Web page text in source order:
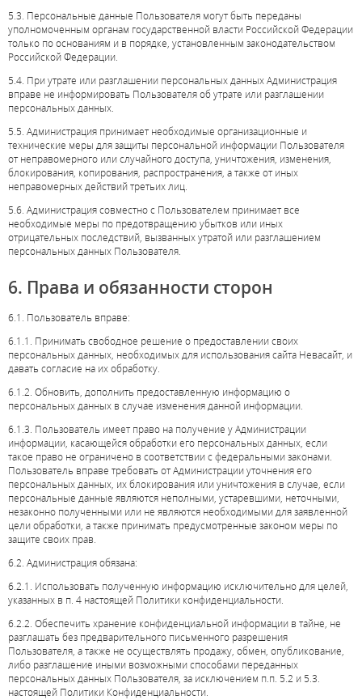
5.3. Персональные данные Пользователя могут быть переданы
уполномоченным органам государственной власти Российской Федерации
только по основаниям и в порядке, установленным законодательством
Российской Федерации.
5.4. При утрате или разглашении персональных данных Администрация
вправе не информировать Пользователя об утрате или разглашении
персональных данных.
5.5. Администрация принимает необходимые организационные и
технические меры для защиты персональной информации Пользователя
от неправомерного или случайного доступа, уничтожения, изменения,
блокирования, копирования, распространения, а также от иных
неправомерных действий третьих лиц.
5.6. Администрация совместно с Пользователем принимает все
необходимые меры по предотвращению убытков или иных
отрицательных последствий, вызванных утратой или разглашением
персональных данных Пользователя.
6. Права и обязанности сторон
6.1. Пользователь вправе:
6.1.1. Принимать свободное решение о предоставлении своих
персональных данных, необходимых для использования сайта Невасайт, и
давать согласие на их обработку.
6.1.2. Обновить, дополнить предоставленную информацию о
персональных данных в случае изменения данной информации.
6.1.3. Пользователь имеет право на получение у Администрации
информации, касающейся обработки его персональных данных, если
такое право не ограничено в соответствии с федеральными законами.
Пользователь вправе требовать от Администрации уточнения его
персональных данных, их блокирования или уничтожения в случае, если
персональные данные являются неполными, устаревшими, неточными,
незаконно полученными или не являются необходимыми для заявленной
цели обработки, а также принимать предусмотренные законом меры по
защите своих прав.
6.2. Администрация обязана:
6.2.1. Использовать полученную информацию исключительно для целей,
указанных в п. 4 настоящей Политики конфиденциальности.
6.2.2. Обеспечить хранение конфиденциальной информации в тайне, не
разглашать без предварительного письменного разрешения
Пользователя, а также не осуществлять продажу, обмен, опубликование,
либо разглашение иными возможными способами переданных
персональных данных Пользователя, за исключением п.п. 5.2 и 5.3.
настоящей Политики Конфиденциальности.